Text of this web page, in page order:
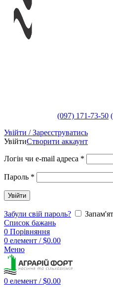
(097) 171-73-50
Увійти / Зареєструватись
УвійтиСтворити аккаунт
Логін чи e-mail адреса *
Пароль *
Увійти
Забули свій пароль?
Список бажань
0 Порівняння
0 елемент / $0.00
Меню
0 елемент / $0.00